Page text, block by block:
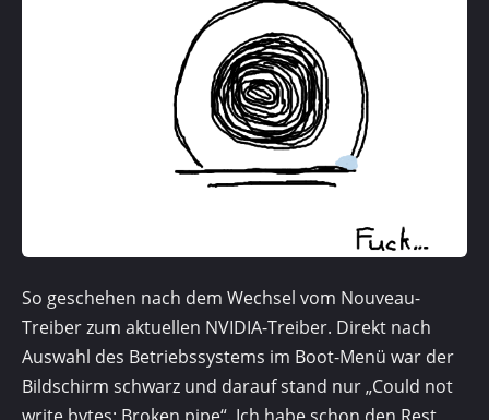
So geschehen nach dem Wechsel vom Nouveau-
Treiber zum aktuellen NVIDIA-Treiber. Direkt nach
Auswahl des Betriebssystems im Boot-Menü war der
Bildschirm schwarz und darauf stand nur „Could not